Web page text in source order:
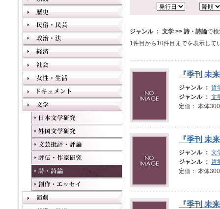
ジャンル ： 文学 >> 詩・詩論で
1件目から10件目までを表示して
『季刊 未
ジャンル ： 哲
ジャンル ： 文
定価： 本体
『季刊 未
ジャンル ： 文
ジャンル ： 哲
定価： 本体
『季刊 未